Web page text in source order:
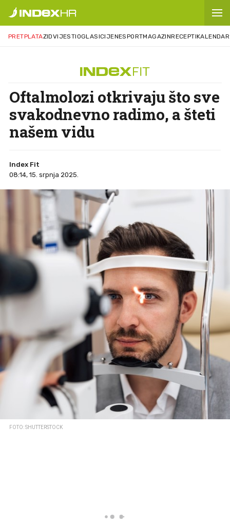
PRETPLATAZIDVIJESTIOGLASICIJENESPORTMAGAZINRECEPTIKALENDAR
Oftalmolozi otkrivaju što sve
svakodnevno radimo, a šteti
našem vidu
Index Fit
08:14, 15. srpnja 2025.
FOTO: SHUTTERSTOCK